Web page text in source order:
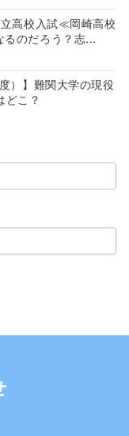
高校入試≪岡崎高校
のだろう？志...
）】難関大学の現役
どこ？